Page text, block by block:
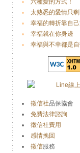
六種愛的方式！
太熟悉的愛情只剩
幸福的轉折靠自
幸福就在你身邊
幸福與不幸都是
徵信社品保協會
免費法律諮詢
徵信社費用
感情挽回
徵信服務